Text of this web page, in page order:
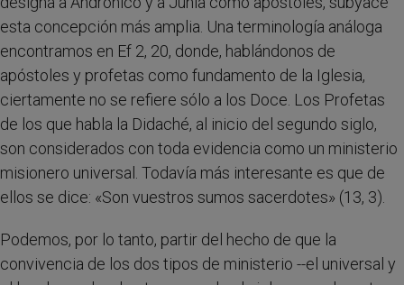
esta concepción más amplia. Una terminología análoga
encontramos en Ef 2, 20, donde, hablándonos de
apóstoles y profetas como fundamento de la Iglesia,
ciertamente no se refiere sólo a los Doce. Los Profetas
de los que habla la Didaché, al inicio del segundo siglo,
son considerados con toda evidencia como un ministerio
misionero universal. Todavía más interesante es que de
ellos se dice: «Son vuestros sumos sacerdotes» (13, 3).
Podemos, por lo tanto, partir del hecho de que la
convivencia de los dos tipos de ministerio --el universal y